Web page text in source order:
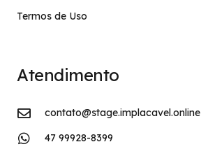
Termos de Uso
Atendimento
contato@stage.implacavel.online
47 99928-8399